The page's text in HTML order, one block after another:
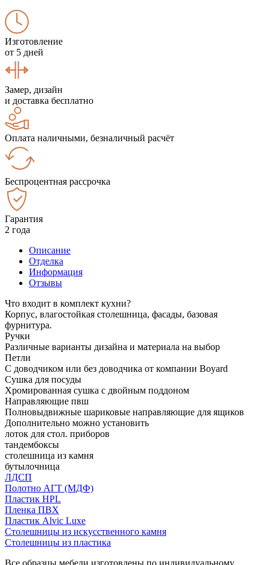
Изготовление
от 5 дней
Замер, дизайн
и доставка бесплатно
Оплата наличными, безналичный расчёт
Беспроцентная рассрочка
Гарантия
2 года
Описание
Отделка
Информация
Отзывы
Что входит в комплект кухни?
Корпус, влагостойкая столешница, фасады, базовая
фурнитура.
Ручки
Различные варианты дизайна и материала на выбор
Петли
С доводчиком или без доводчика от компании Boyard
Сушка для посуды
Хромированная сушка с двойным поддоном
Направляющие пвш
Полновыдвижные шариковые направляющие для ящиков
Дополнительно можно установить
лоток для стол. приборов
тандембоксы
столешница из камня
бутылочница
ЛДСП
Полотно АГТ (МДФ)
Пластик HPL
Пленка ПВХ
Пластик Alvic Luxe
Столешницы из искусственного камня
Столешницы из пластика
Все образцы мебели изготовлены по индивидуальному